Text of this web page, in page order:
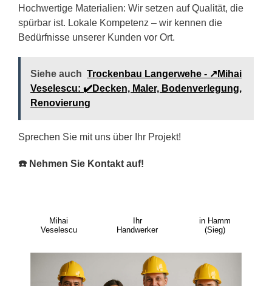
Hochwertige Materialien: Wir setzen auf Qualität, die
spürbar ist. Lokale Kompetenz – wir kennen die
Bedürfnisse unserer Kunden vor Ort.
Siehe auch Trockenbau Langerwehe - ↗️Mihai
Veselescu: ✔️Decken, Maler, Bodenverlegung,
Renovierung
Sprechen Sie mit uns über Ihr Projekt!
☎️ Nehmen Sie Kontakt auf!
Mihai
Veselescu
Ihr
Handwerker
in Hamm
(Sieg)